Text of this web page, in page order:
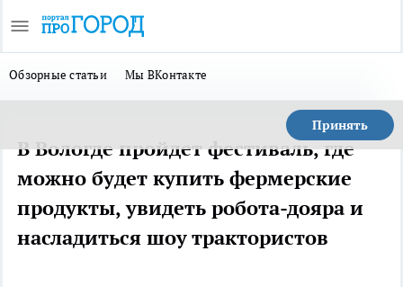
Обзорные статьи Мы ВКонтакте
Принять
В Вологде пройдет фестиваль, где
можно будет купить фермерские
продукты, увидеть робота-дояра и
насладиться шоу трактористов